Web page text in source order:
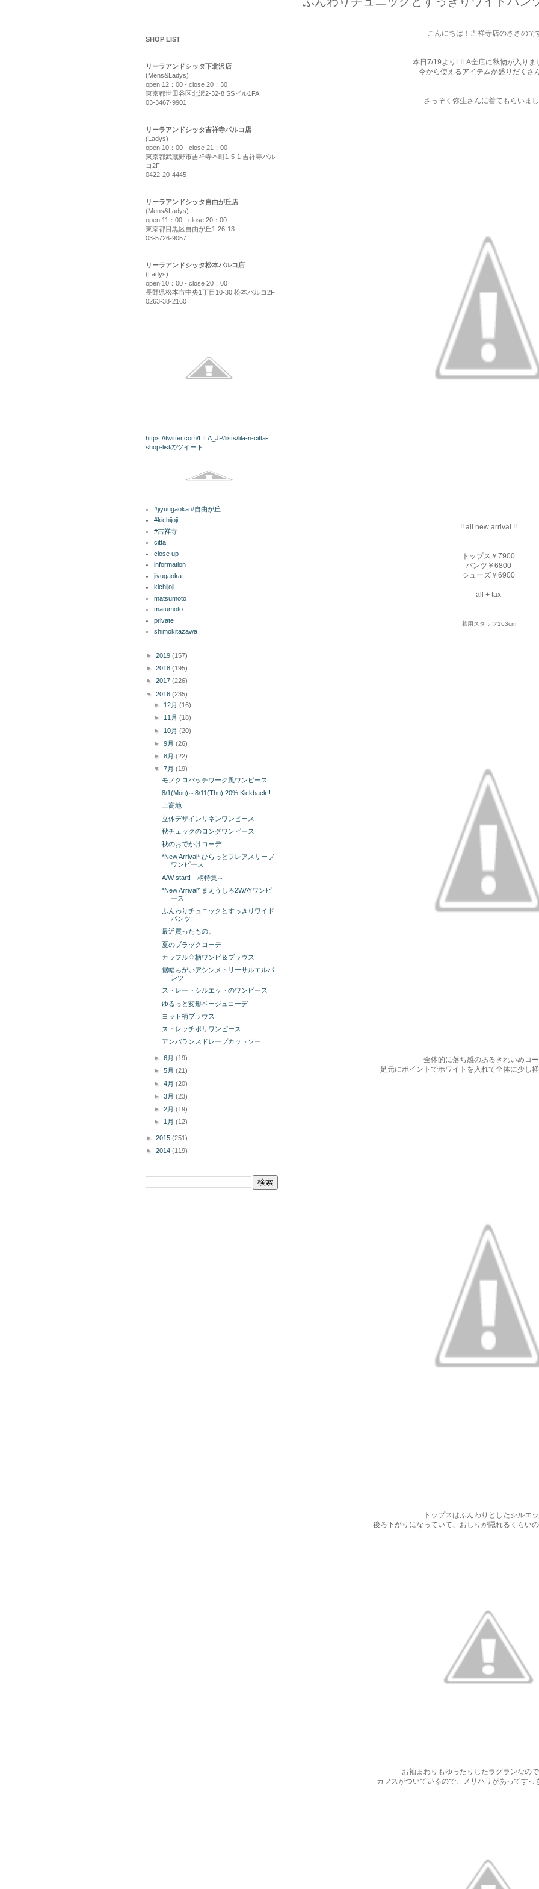
こんにちは！吉祥寺店のささので
本日7/19よりLILA全店に秋物が入りま
今から使えるアイテムが盛りだくさ
さっそく弥生さんに着てもらいまし
!! all new arrival !!
トップス￥7900
パンツ￥6800
シューズ￥6900
all + tax
着用スタッフ163cm
全体的に落ち感のあるきれいめコー
足元にポイントでホワイトを入れて全体に少し
トップスはふんわりとしたシルエッ
後ろ下がりになっていて、おしりが隠れるくらい
お袖まわりもゆったりしたラグランなの
カフスがついているので、メリハリがあってすっ
SHOP LIST
リーラアンドシッタ下北沢店
(Mens&Ladys)
open 12：00 - close 20：30
東京都世田谷区北沢2-32-8 SSビル1FA
03-3467-9901
リーラアンドシッタ吉祥寺パルコ店
(Ladys)
open 10：00 - close 21：00
東京都武蔵野市吉祥寺本町1-5-1 吉祥寺パル
コ2F
0422-20-4445
リーラアンドシッタ自由が丘店
(Mens&Ladys)
open 11：00 - close 20：00
東京都目黒区自由が丘1-26-13
03-5726-9057
リーラアンドシッタ松本パルコ店
(Ladys)
open 10：00 - close 20：00
長野県松本市中央1丁目10-30 松本パルコ2F
0263-38-2160
https://twitter.com/LILA_JP/lists/lila-n-citta-
shop-listのツイート
Facebook
#jiyuugaoka #自由が丘
#kichijoji
#吉祥寺
citta
close up
information
jiyugaoka
kichijoji
matsumoto
matumoto
private
shimokitazawa
► 2019 (157)
► 2018 (195)
► 2017 (226)
▼ 2016 (235)
► 12月(16)
► 11月(18)
► 10月(20)
►9月(26)
►8月(22)
▼7月(19)
モノクロパッチワーク風ワンピース
8/1(Mon)～8/11(Thu) 20% Kickback !
上高地
立体デザインリネンワンピース
秋チェックのロングワンピース
秋のおでかけコーデ
*New Arrival* ひらっとフレアスリーブ
ワンピース
A/W start! 柄特集～
*New Arrival* まえうしろ2WAYワンピ
ース
ふんわりチュニックとすっきりワイド
パンツ
最近買ったもの。
夏のブラックコーデ
カラフル♢柄ワンピ＆ブラウス
裾幅ちがいアシンメトリーサルエルパ
ンツ
ストレートシルエットのワンピース
ゆるっと変形ベージュコーデ
ヨット柄ブラウス
ストレッチポリワンピース
アンバランスドレープカットソー
►6月(19)
►5月(21)
►4月(20)
►3月(23)
►2月(19)
► 1月(12)
► 2015 (251)
► 2014 (119)